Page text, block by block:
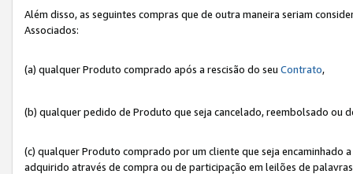
Além disso, as seguintes compras que de outra maneira seriam
Associados:
(a) qualquer Produto comprado após a rescisão do seu Contrato,
(b) qualquer pedido de Produto que seja cancelado, reembolsado ou
(c) qualquer Produto comprado por um cliente que seja encaminhado
adquirido através de compra ou de participação em leilões de